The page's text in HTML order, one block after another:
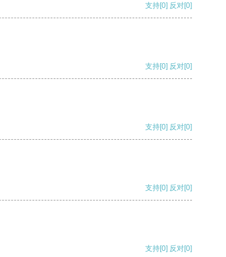
支持[0] 反对[0]
支持[0] 反对[0]
支持[0] 反对[0]
支持[0] 反对[0]
支持[0] 反对[0]